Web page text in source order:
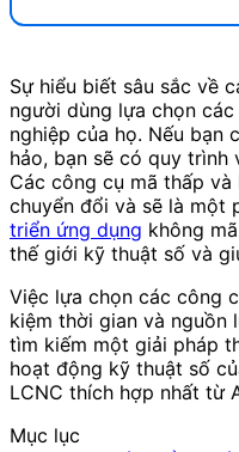
Sự hiểu biết sâu sắc về
người dùng lựa chọn
nghiệp của họ. Nếu bạn
hảo, bạn sẽ có quy
Các công cụ mã thấp
chuyển đổi và sẽ là một
triển ứng dụng không
thế giới kỹ thuật số và
Việc lựa chọn các công
kiệm thời gian và nguồn
tìm kiếm một giải pháp
hoạt động kỹ thuật số
LCNC thích hợp nhất từ
Mục lục